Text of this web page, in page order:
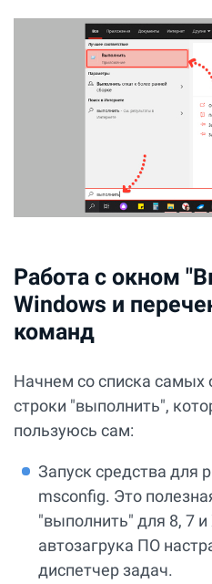
Работа с окном
Windows и
команд
Начнем со списка самых
строки "выполнить",
пользуюсь сам:
Запуск средства для
msconfig. Это
"выполнить" для 8, 7 и
автозагрука ПО
диспетчер задач.